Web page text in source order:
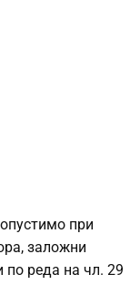
при
заложни
реда на чл. 29